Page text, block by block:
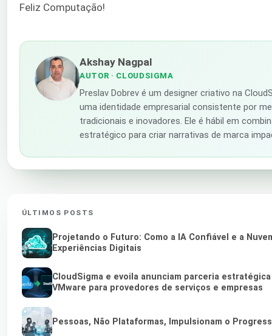
Feliz Computação!
Akshay Nagpal
AUTOR · CLOUDSIGMA
Preslav Dobrev é um designer criativo na
uma identidade empresarial consistente por
tradicionais e inovadores. Ele é hábil em
estratégico para criar narrativas de marca
ÚLTIMOS POSTS
Projetando o Futuro: Como a IA Confiável e a
Experiências Digitais
CloudSigma e evoila anunciam parceria
VMware para provedores de serviços e empresas
Pessoas, Não Plataformas, Impulsionam o